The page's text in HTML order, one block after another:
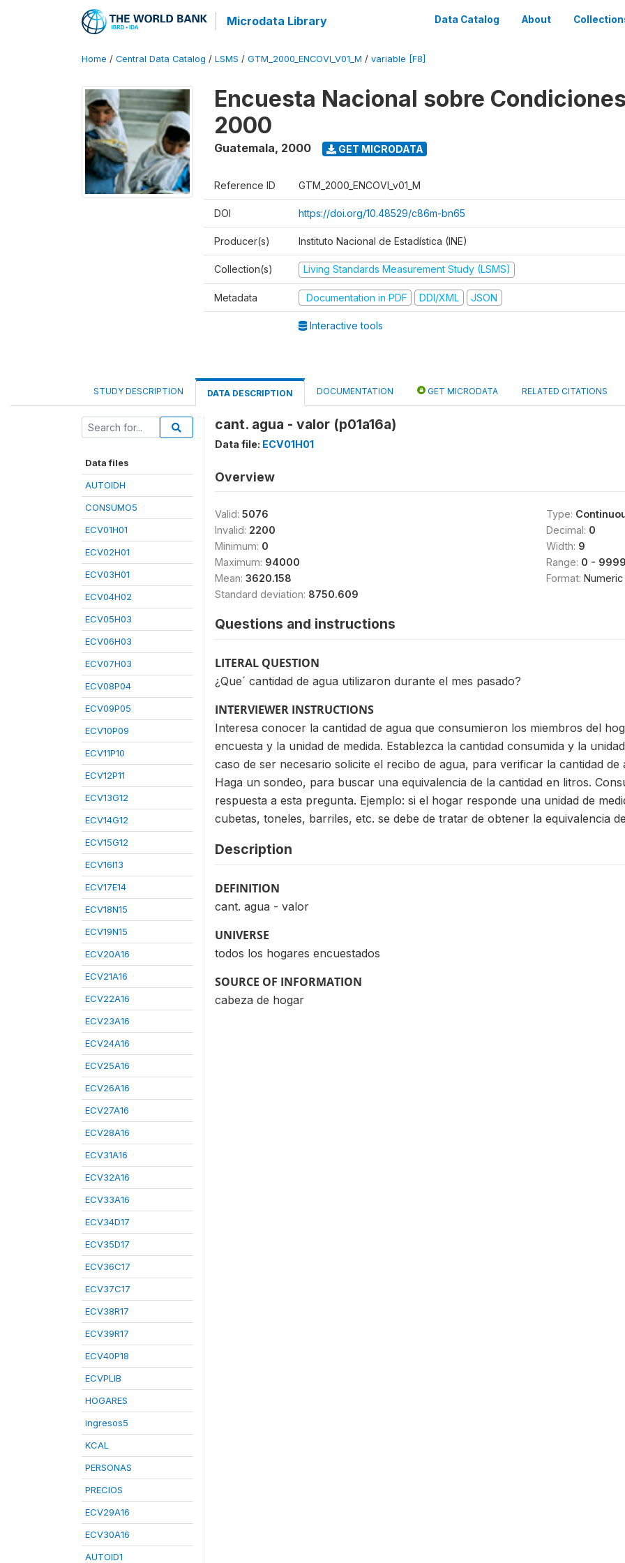
Microdata Library Data Catalog About
Home / Central Data Catalog / LSMS / GTM_2000_ENCOVI_V01_M / variable [F8]
Encuesta Nacional sobre
2000
Guatemala, 2000 GET MICRODATA
Reference ID GTM_2000_ENCOVI_v01_M
DOI https://doi.org/10.48529/c86m-bn65
Producer(s) Instituto Nacional de Estadística (INE)
Collection(s) Living Standards Measurement Study (LSMS)
Metadata Documentation in PDF DDI/XML JSON
Interactive tools
STUDY DESCRIPTION DATA DESCRIPTION DOCUMENTATION GET MICRODATA RELATED CITATIONS
Data files
AUTOIDH
CONSUMO5
ECV01H01
ECV02H01
ECV03H01
ECV04H02
ECV05H03
ECV06H03
ECV07H03
ECV08P04
ECV09P05
ECV10P09
ECV11P10
ECV12P11
ECV13G12
ECV14G12
ECV15G12
ECV16I13
ECV17E14
ECV18N15
ECV19N15
ECV20A16
ECV21A16
ECV22A16
ECV23A16
ECV24A16
ECV25A16
ECV26A16
ECV27A16
ECV28A16
ECV31A16
ECV32A16
ECV33A16
ECV34D17
ECV35D17
ECV36C17
ECV37C17
ECV38R17
ECV39R17
ECV40P18
ECVPLIB
HOGARES
ingresos5
KCAL
PERSONAS
PRECIOS
ECV29A16
ECV30A16
AUTOID1
cant. agua - valor (p01a16a)
Data file: ECV01H01
Overview
Valid: 5076
Invalid: 2200
Minimum: 0
Maximum: 94000
Mean: 3620.158
Standard deviation: 8750.609
Type:
Decimal: 0
Width: 9
Range: 0 -
Format: Numeric
Questions and instructions
LITERAL QUESTION
¿Que´ cantidad de agua utilizaron durante el mes pasado?
INTERVIEWER INSTRUCTIONS
Interesa conocer la cantidad de agua que consumieron los miembros del
encuesta y la unidad de medida. Establezca la cantidad consumida y la
caso de ser necesario solicite el recibo de agua, para verificar la cantidad de
Haga un sondeo, para buscar una equivalencia de la cantidad en litros.
respuesta a esta pregunta. Ejemplo: si el hogar responde una unidad de
cubetas, toneles, barriles, etc. se debe de tratar de obtener la equivalencia
Description
DEFINITION
cant. agua - valor
UNIVERSE
todos los hogares encuestados
SOURCE OF INFORMATION
cabeza de hogar